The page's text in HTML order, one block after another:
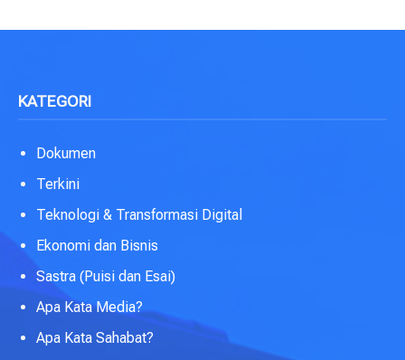
KATEGORI
Dokumen
Terkini
Teknologi & Transformasi Digital
Ekonomi dan Bisnis
Sastra (Puisi dan Esai)
Apa Kata Media?
Apa Kata Sahabat?